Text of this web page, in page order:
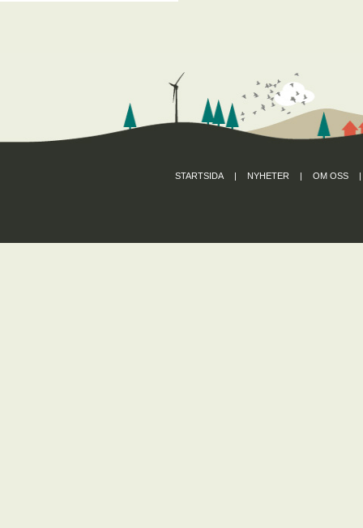
STARTSIDA | NYHETER | OM OSS |